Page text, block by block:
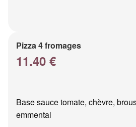
Pizza 4 fromages
11.40 €
Base sauce tomate, chèvre,
emmental